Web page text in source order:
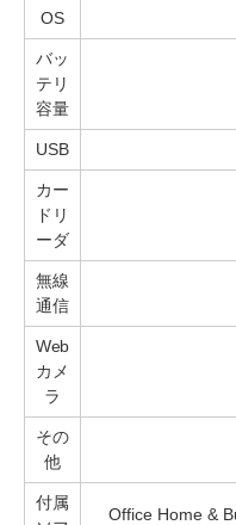
OS
バッ
テリ
容量
USB
カー
ドリ
ーダ
無線
通信
Web
カメ
ラ
その
他
付属
Office Home &